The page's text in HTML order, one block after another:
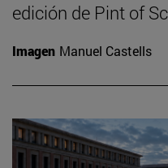
edición de Pint of
Imagen Manuel Castells